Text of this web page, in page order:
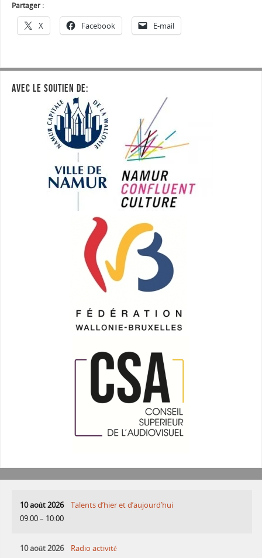
Partager :
X Facebook E-mail
AVEC LE SOUTIEN DE:
10 août 2026
09:00– 10:00
Talents d’hier et d’aujourd’hui
10 août 2026
Radio activité